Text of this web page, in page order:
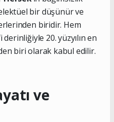
bir düşünür ve
biridir. Hem
20. yüzyılın en
biri olarak kabul edilir.
ve